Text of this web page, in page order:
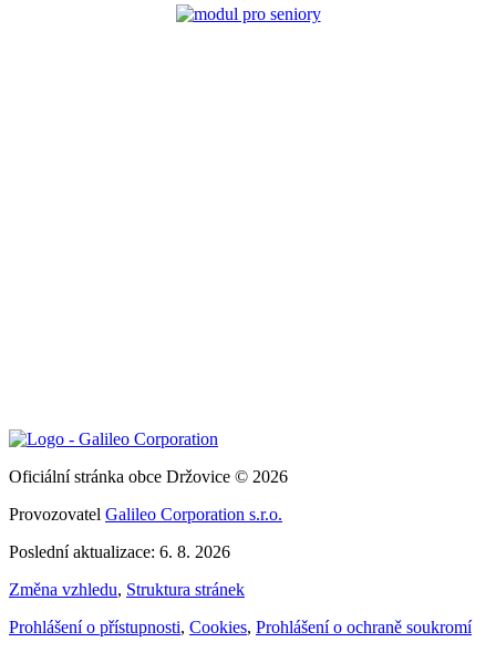
Oficiální stránka obce Držovice © 2026
Provozovatel Galileo Corporation s.r.o.
Poslední aktualizace: 6. 8. 2026
Změna vzhledu, Struktura stránek
Prohlášení o přístupnosti, Cookies, Prohlášení o ochraně soukromí